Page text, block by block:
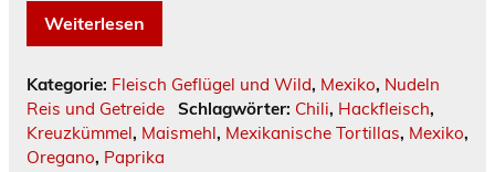
Weiterlesen
Kategorie: Fleisch Geflügel und Wild, Mexiko, Nudeln
Reis und Getreide
Schlagwörter: Chili, Hackfleisch,
Kreuzkümmel, Maismehl, Mexikanische Tortillas, Mexiko,
Oregano, Paprika